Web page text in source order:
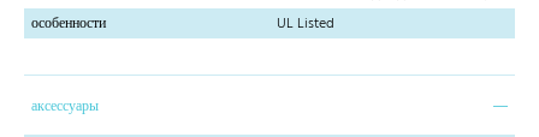
особенности
UL Listed
аксессуары